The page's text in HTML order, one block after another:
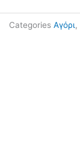
Categories Αγόρι,